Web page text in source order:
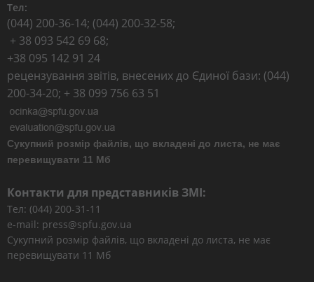
Тел:
(044) 200-36-14; (044) 200-32-58;
+ 38 093 542 69 68;
+38 095 142 91 24
рецензування звітів, внесених до Єдиної бази: (044)
200-34-20; + 38 099 756 63 51
Сукупний розмір файлів, що вкладені до листа, не має
перевищувати 11 Мб
Контакти для представників ЗМІ:
Тел: (044) 200-31-11
e-mail: press@spfu.gov.ua
Сукупний розмір файлів, що вкладені до листа, не має
перевищувати 11 Мб